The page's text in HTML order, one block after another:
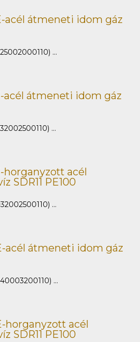
acél átmeneti idom gáz
...
acél átmeneti idom gáz
...
horganyzott acél
SDR11 PE100
...
acél átmeneti idom gáz
...
horganyzott acél
SDR11 PE100